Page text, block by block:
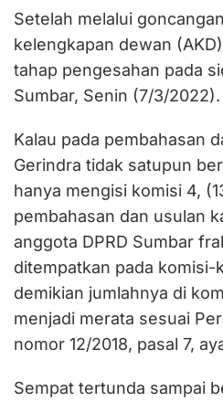
Setelah melalui
kelengkapan dewan
tahap pengesahan pada
Sumbar, Senin (7/3/2022).
Kalau pada pembahasan
Gerindra tidak satupun
hanya mengisi komisi 4,
pembahasan dan usulan
anggota DPRD Sumbar
ditempatkan pada komisi-
demikian jumlahnya di
menjadi merata sesuai
nomor 12/2018, pasal 7,
Sempat tertunda sampai